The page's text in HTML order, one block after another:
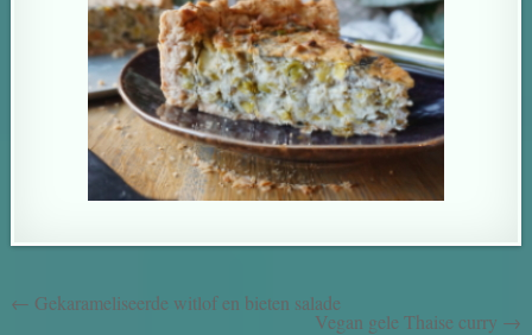
← Gekarameliseerde witlof en bieten salade
Vegan gele Thaise curry →